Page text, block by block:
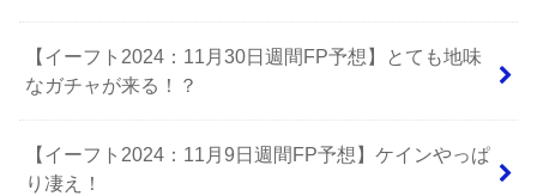
【イーフト2024：11月30日週間FP予想】とても地味
なガチャが来る！？
【イーフト2024：11月9日週間FP予想】ケインやっぱ
り凄え！